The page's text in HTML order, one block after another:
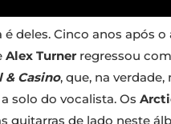
é deles. Cinco anos após
Alex Turner regressou com
& Casino, que, na verdade,
solo do vocalista. Os
guitarras de lado neste